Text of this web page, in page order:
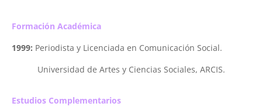
Formación Académica
1999: Periodista y Licenciada en Comunicación Social.
Universidad de Artes y Ciencias Sociales, ARCIS.
Estudios Complementarios